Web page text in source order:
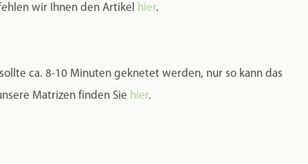
wir Ihnen den Artikel
hier.
ca. 8-10 Minuten geknetet werden, nur so kann das
Matrizen finden Sie hier.